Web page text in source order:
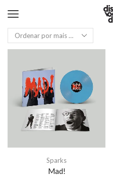
Sparks
Mad!